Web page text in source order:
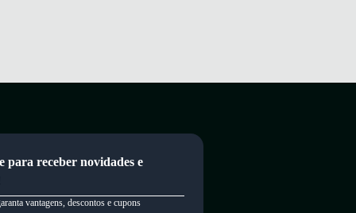
para receber novidades e
vantagens, descontos e cupons